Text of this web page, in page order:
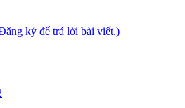
ký để trả lời bài viết.)